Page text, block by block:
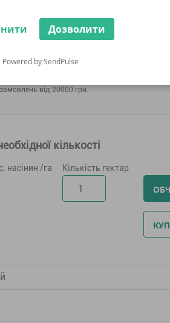
Дозволити
Powered by SendPulse
Нової Пошти
Новою Поштою
від 20000 грн.
кількості
насінин /га Кількість гектар